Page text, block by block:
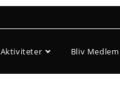
Aktiviteter Bliv Medlem